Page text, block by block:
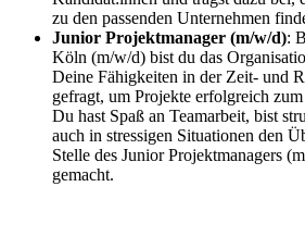
zu den passenden Unternehmen
Junior Projektmanager (m/w/d):
Köln (m/w/d) bist du das
Deine Fähigkeiten in der Zeit- und
gefragt, um Projekte erfolgreich
Du hast Spaß an Teamarbeit, bist
auch in stressigen Situationen den
Stelle des Junior Projektmanagers
gemacht.